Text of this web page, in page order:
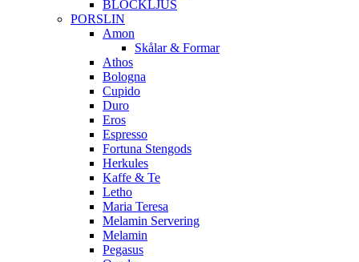
BLOCKLJUS
PORSLIN
Amon
Skålar & Formar
Athos
Bologna
Cupido
Duro
Eros
Espresso
Fortuna Stengods
Herkules
Kaffe & Te
Letho
Maria Teresa
Melamin Servering
Melamin
Pegasus